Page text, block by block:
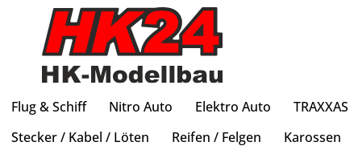
Flug & Schiff Nitro Auto Elektro Auto TRAXXAS
Stecker / Kabel / Löten
Reifen / Felgen Karossen